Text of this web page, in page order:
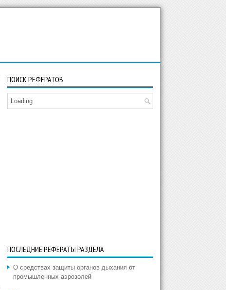
ПОИСК РЕФЕРАТОВ
Loading
ПОСЛЕДНИЕ РЕФЕРАТЫ РАЗДЕЛА
О средствах защиты органов дыхания от
промышленных аэрозолей